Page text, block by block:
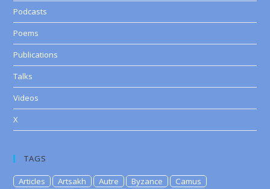
Podcasts
Poems
Publications
Talks
Videos
X
TAGS
Articles Artsakh Autre Byzance
Camus